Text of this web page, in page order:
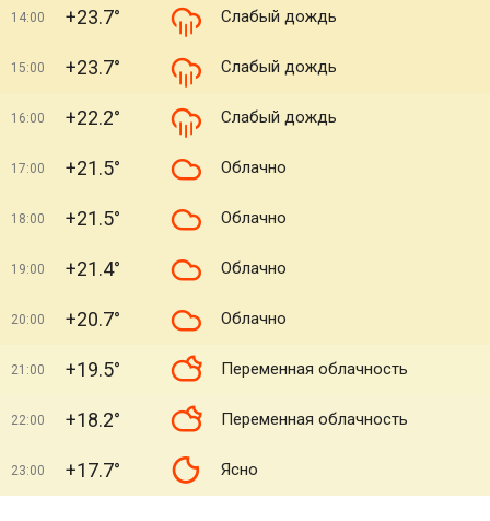
14:00 +23.7° Слабый дождь
15:00 +23.7° Слабый дождь
16:00 +22.2° Слабый дождь
17:00 +21.5° Облачно
18:00 +21.5° Облачно
19:00 +21.4° Облачно
20:00 +20.7° Облачно
21:00 +19.5° Переменная облачность
22:00 +18.2° Переменная облачность
23:00 +17.7° Ясно